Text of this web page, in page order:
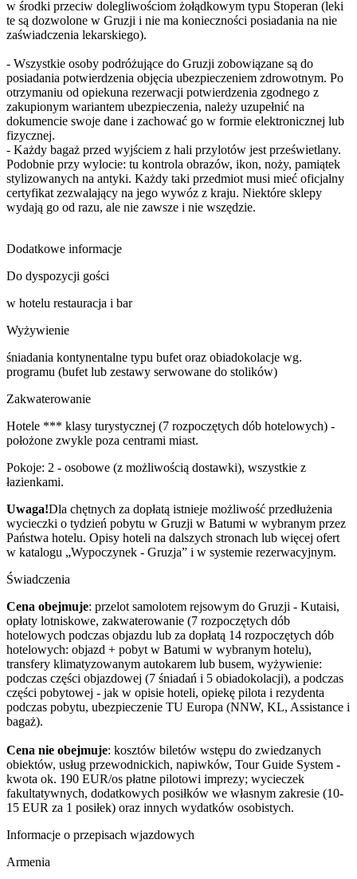
w środki przeciw dolegliwościom żołądkowym typu Stoperan (leki
te są dozwolone w Gruzji i nie ma konieczności posiadania na nie
zaświadczenia lekarskiego).
- Wszystkie osoby podróżujące do Gruzji zobowiązane są do
posiadania potwierdzenia objęcia ubezpieczeniem zdrowotnym. Po
otrzymaniu od opiekuna rezerwacji potwierdzenia zgodnego z
zakupionym wariantem ubezpieczenia, należy uzupełnić na
dokumencie swoje dane i zachować go w formie elektronicznej lub
fizycznej.
- Każdy bagaż przed wyjściem z hali przylotów jest prześwietlany.
Podobnie przy wylocie: tu kontrola obrazów, ikon, noży, pamiątek
stylizowanych na antyki. Każdy taki przedmiot musi mieć oficjalny
certyfikat zezwalający na jego wywóz z kraju. Niektóre sklepy
wydają go od razu, ale nie zawsze i nie wszędzie.
Dodatkowe informacje
Do dyspozycji gości
w hotelu restauracja i bar
Wyżywienie
śniadania kontynentalne typu bufet oraz obiadokolacje wg.
programu (bufet lub zestawy serwowane do stolików)
Zakwaterowanie
Hotele *** klasy turystycznej (7 rozpoczętych dób hotelowych) -
położone zwykle poza centrami miast.
Pokoje: 2 - osobowe (z możliwością dostawki), wszystkie z
łazienkami.
Uwaga!Dla chętnych za dopłatą istnieje możliwość przedłużenia
wycieczki o tydzień pobytu w Gruzji w Batumi w wybranym przez
Państwa hotelu. Opisy hoteli na dalszych stronach lub więcej ofert
w katalogu „Wypoczynek - Gruzja” i w systemie rezerwacyjnym.
Świadczenia
Cena obejmuje: przelot samolotem rejsowym do Gruzji - Kutaisi,
opłaty lotniskowe, zakwaterowanie (7 rozpoczętych dób
hotelowych podczas objazdu lub za dopłatą 14 rozpoczętych dób
hotelowych: objazd + pobyt w Batumi w wybranym hotelu),
transfery klimatyzowanym autokarem lub busem, wyżywienie:
podczas części objazdowej (7 śniadań i 5 obiadokolacji), a podczas
części pobytowej - jak w opisie hoteli, opiekę pilota i rezydenta
podczas pobytu, ubezpieczenie TU Europa (NNW, KL, Assistance i
bagaż).
Cena nie obejmuje: kosztów biletów wstępu do zwiedzanych
obiektów, usług przewodnickich, napiwków, Tour Guide System -
kwota ok. 190 EUR/os płatne pilotowi imprezy; wycieczek
fakultatywnych, dodatkowych posiłków we własnym zakresie (10-
15 EUR za 1 posiłek) oraz innych wydatków osobistych.
Informacje o przepisach wjazdowych
Armenia